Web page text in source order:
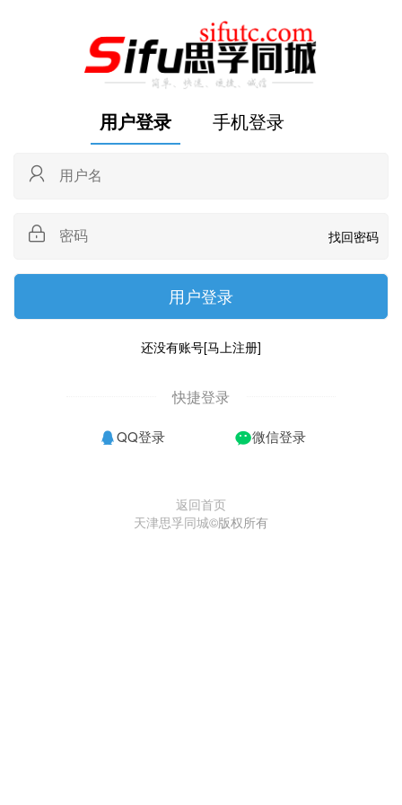
用户登录 手机登录
找回密码
还没有账号[马上注册]
快捷登录
QQ登录 微信登录
返回首页
天津思孚同城©版权所有